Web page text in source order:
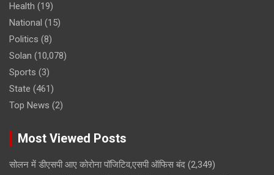
Health (19)
National (15)
Politics (8)
Solan (10,078)
Sports (3)
State (461)
Top News (2)
Most Viewed Posts
सोलन में डीएसपी आए कोरोना पॉजिटिव,एसपी ऑफिस बंद (2,349)